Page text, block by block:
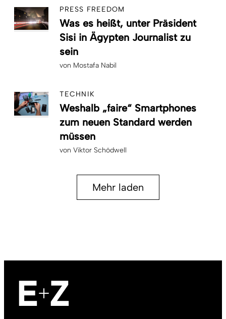
PRESS FREEDOM
Was es heißt, unter Präsident
Sisi in Ägypten Journalist zu
sein
von Mostafa Nabil
TECHNIK
Weshalb „faire“ Smartphones
zum neuen Standard werden
müssen
von Viktor Schödwell
Mehr laden